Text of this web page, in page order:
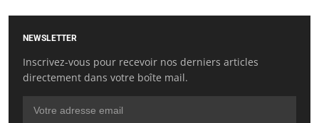
NEWSLETTER
Inscrivez-vous pour recevoir nos derniers articles
directement dans votre boîte mail.